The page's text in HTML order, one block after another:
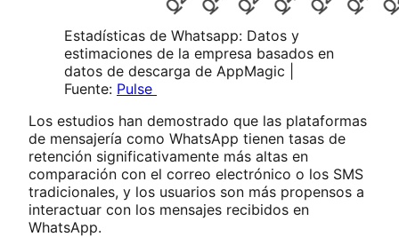
Estadísticas de Whatsapp: Datos y
estimaciones de la empresa basados en
datos de descarga de AppMagic |
Fuente: Pulse
Los estudios han demostrado que las plataformas
de mensajería como WhatsApp tienen tasas de
retención significativamente más altas en
comparación con el correo electrónico o los SMS
tradicionales, y los usuarios son más propensos a
interactuar con los mensajes recibidos en
WhatsApp.